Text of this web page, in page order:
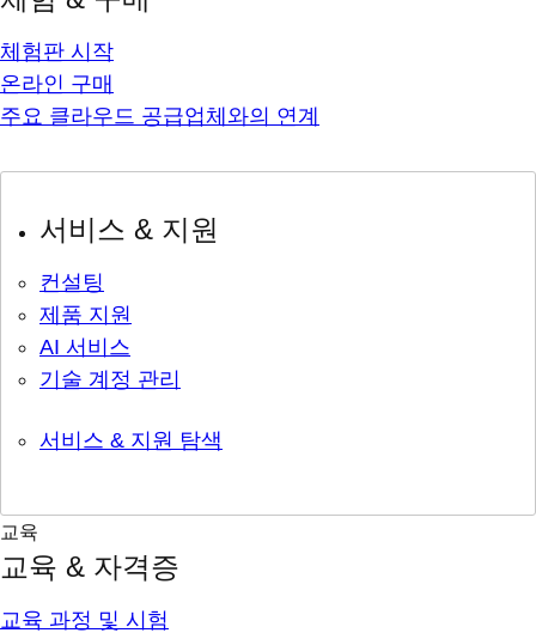
체험판 시작
온라인 구매
주요 클라우드 공급업체와의 연계
서비스 & 지원
컨설팅
제품 지원
AI 서비스
기술 계정 관리
서비스 & 지원 탐색
교육
교육 & 자격증
교육 과정 및 시험